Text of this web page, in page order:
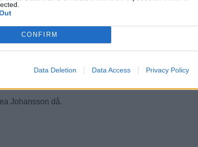
CONFIRM
Data Deletion Data Access Privacy Policy
stack ut lite extra.
äventyret?
där alla i OS-byn var supertrevliga och det var
andra sporter. Vistelsen i Italien är ett minne jag
livet, slutar Thea Johansson.
står som värd.
Johansson då.